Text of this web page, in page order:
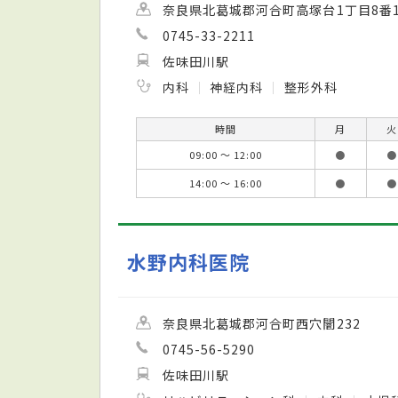
奈良県北葛城郡河合町高塚台1丁目8番
0745-33-2211
佐味田川駅
内科
神経内科 整形外科
時間 月 火
09:00 ～ 12:00
● ●
14:00 ～ 16:00
● ●
水野内科医院
奈良県北葛城郡河合町西穴闇232
0745-56-5290
佐味田川駅